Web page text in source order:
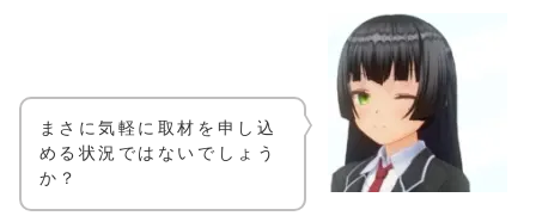
まさに気軽に取材を申し込
める状況ではないでしょう
か？